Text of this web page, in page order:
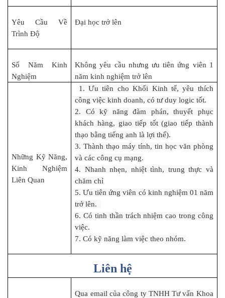
Yêu Cầu Về
Trình Độ
Đại học trở lên
Số Năm Kinh
Nghiệm
Không yêu cầu nhưng ưu tiên ứng viên 1
năm kinh nghiệm trở lên
Những Kỹ Năng,
Kinh Nghiệm
Liên Quan
1. Ưu tiên cho Khối Kinh tế, yêu thích
công việc kinh doanh, có tư duy logic tốt.
2. Có kỹ năng đàm phán, thuyết phục
khách hàng, giao tiếp tốt (giao tiếp thành
thạo bằng tiếng anh là lợi thế).
3. Thành thạo máy tính, tin học văn phòng
và các công cụ mạng.
4. Nhanh nhẹn, nhiệt tình, trung thực và
chăm chỉ
5. Ưu tiên ứng viên có kinh nghiệm 01 năm
trở lên.
6. Có tinh thần trách nhiệm cao trong công
việc.
7. Có kỹ năng làm việc theo nhóm.
Liên hệ
Qua email của công ty TNHH Tư vấn Khoa